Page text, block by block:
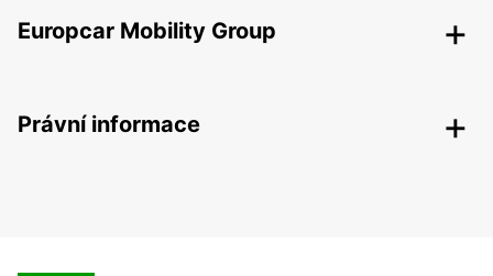
Europcar Mobility Group
Právní informace